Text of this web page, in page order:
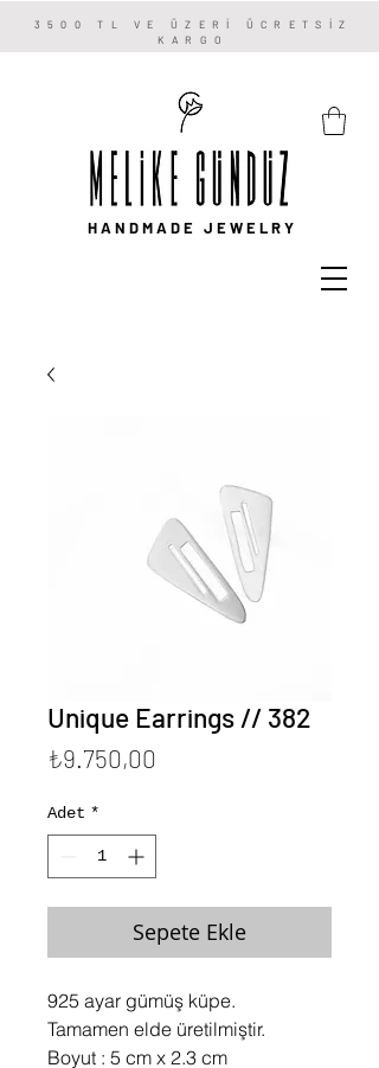
HANDMADE JEWELRY
3500 TL VE ÜZERİ ÜCRETSİZ
KARGO
Unique Earrings // 382
₺9.750,00
Adet *
Sepete Ekle
925 ayar gümüş küpe.
Tamamen elde üretilmiştir.
Boyut : 5 cm x 2.3 cm